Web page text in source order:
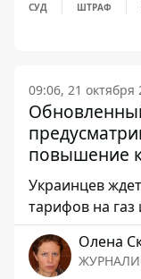
СУД ШТРАФ
09:06, 21 октября
повышение
Украинцев
тарифов на газ
Олена